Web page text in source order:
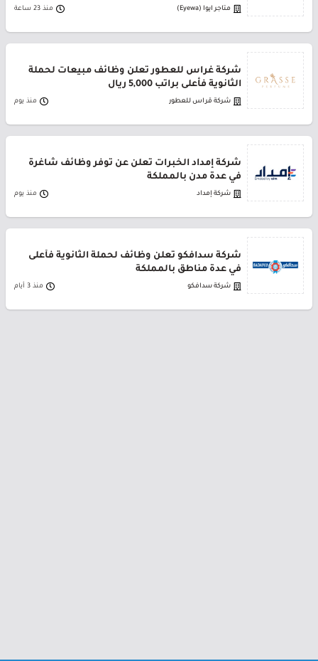
متاجر ايوا (Eyewa) منذ 23 ساعة
شركة غراس للعطور تعلن وظائف مبيعات لحملة
الثانوية فأعلى براتب 5,000 ريال
شركة قراس للعطور منذ يوم
شركة إمداد الخبرات تعلن عن توفر وظائف شاغرة
في عدة مدن بالمملكة
شركة إمداد منذ يوم
شركة سدافكو تعلن وظائف لحملة الثانوية فأعلى
في عدة مناطق بالمملكة
شركة سدافكو منذ 3 أيام